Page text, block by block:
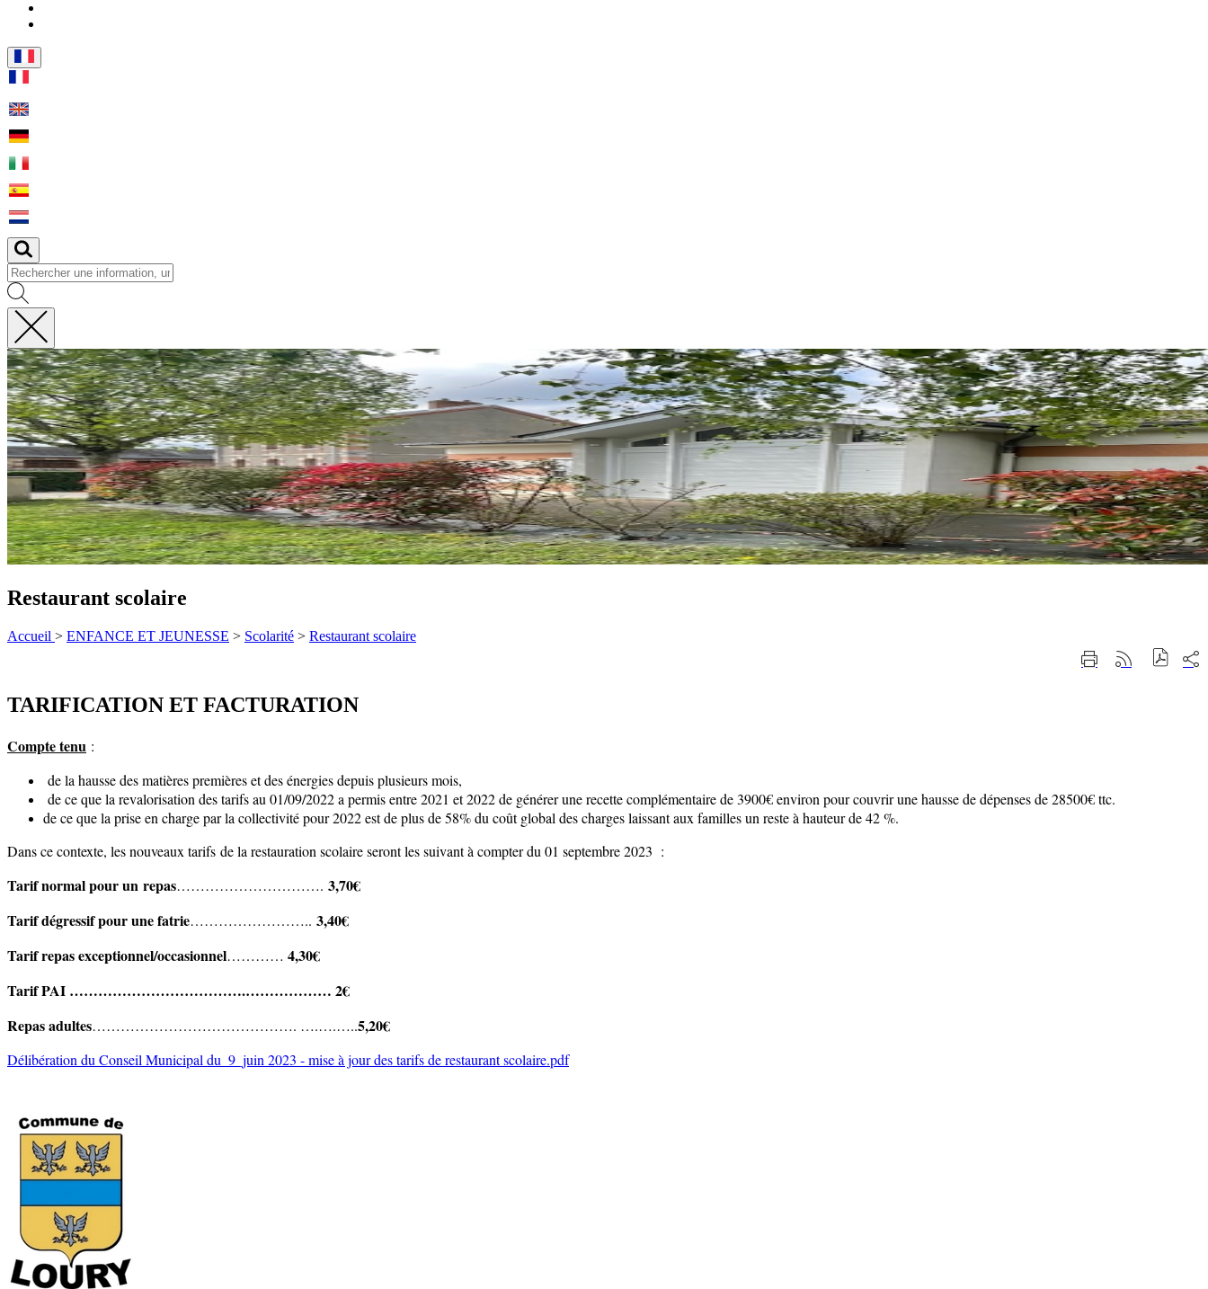
Fermer
la
recherche
Restaurant scolaire
Accueil > ENFANCE ET JEUNESSE > Scolarité > Restaurant scolaire
ImprimerGénérer
sur
TARIFICATION ET FACTURATION
Compte tenu :
de la hausse des matières premières et des énergies depuis plusieurs mois,
de ce que la revalorisation des tarifs au 01/09/2022 a permis entre 2021 et 2022 de générer une recette complémentaire de 3900€ environ pour couvrir une hausse de dépenses de 28500€ ttc.
de ce que la prise en charge par la collectivité pour 2022 est de plus de 58% du coût global des charges laissant aux familles un reste à hauteur de 42 %.
Dans ce contexte, les nouveaux tarifs de la restauration scolaire seront les suivant à compter du 01 septembre 2023 :
Tarif normal pour un repas…………………………. 3,70€
Tarif dégressif pour une fatrie…………………….. 3,40€
Tarif repas exceptionnel/occasionnel………… 4,30€
Tarif PAI ……………………………….……………… 2€
Repas adultes……………………………………. ….….…..5,20€
Délibération du Conseil Municipal du_9_juin 2023 - mise à jour des tarifs de restaurant scolaire.pdf